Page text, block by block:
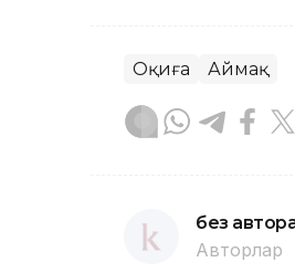
Оқиға Аймақ
без
Авторлар